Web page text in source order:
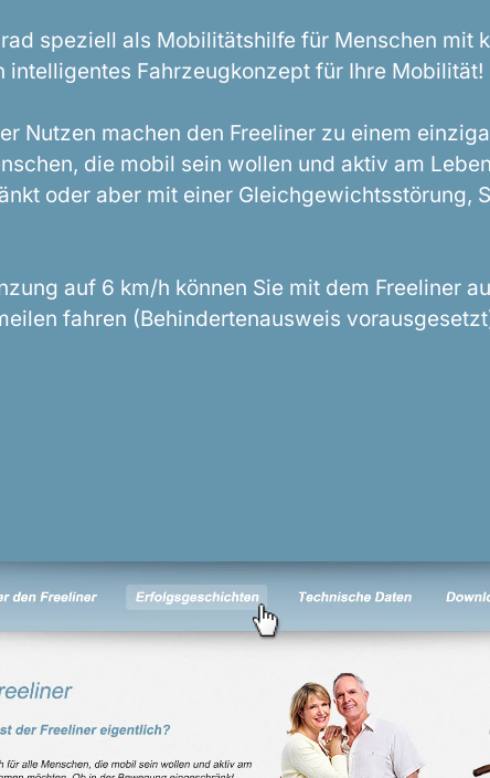
speziell als Mobilitätshilfe für Menschen mit
intelligentes Fahrzeugkonzept für Ihre Mobilität!
Nutzen machen den Freeliner zu einem
die mobil sein wollen und aktiv am
oder aber mit einer Gleichgewichtsstörung,
auf 6 km/h können Sie mit dem Freeliner
fahren (Behindertenausweis